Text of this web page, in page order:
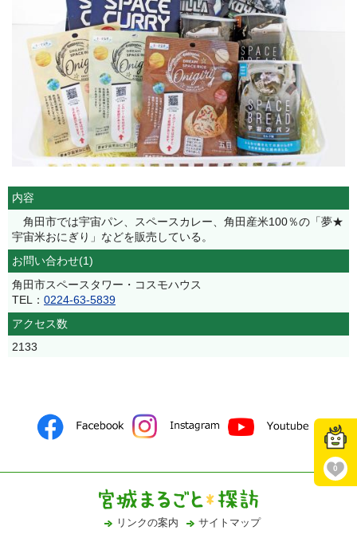
内容
角田市では宇宙パン、スペースカレー、角田産米100％の「夢★
宇宙米おにぎり」などを販売している。
お問い合わせ(1)
角田市スペースタワー・コスモハウス
TEL： 0224-63-5839
アクセス数
2133
0
リンクの案内 サイトマップ